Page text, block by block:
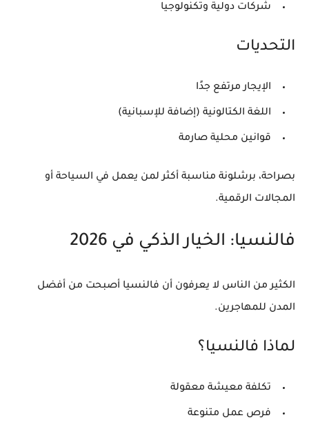
شركات دولية وتكنولوجيا
التحديات
الإيجار مرتفع جدًا
اللغة الكتالونية (إضافة للإسبانية)
قوانين محلية صارمة
بصراحة، برشلونة مناسبة أكثر لمن يعمل في السياحة أو
المجالات الرقمية.
فالنسيا: الخيار الذكي في 2026
الكثير من الناس لا يعرفون أن فالنسيا أصبحت من أفضل
المدن للمهاجرين.
لماذا فالنسيا؟
تكلفة معيشة معقولة
فرص عمل متنوعة